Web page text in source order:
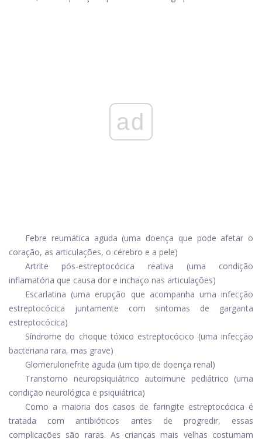
ad
Febre reumática aguda (uma doença que pode afetar o
coração, as articulações, o cérebro e a pele)
Artrite pós-estreptocócica reativa (uma condição
inflamatória que causa dor e inchaço nas articulações)
Escarlatina (uma erupção que acompanha uma infecção
estreptocócica juntamente com sintomas de garganta
estreptocócica)
Síndrome do choque tóxico estreptocócico (uma infecção
bacteriana rara, mas grave)
Glomerulonefrite aguda (um tipo de doença renal)
Transtorno neuropsiquiátrico autoimune pediátrico (uma
condição neurológica e psiquiátrica)
Como a maioria dos casos de faringite estreptocócica é
tratada com antibióticos antes de progredir, essas
complicações são raras. As crianças mais velhas costumam